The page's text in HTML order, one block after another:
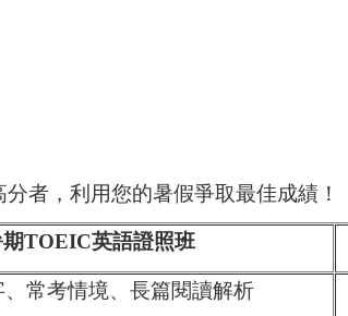
者，利用您的暑假爭取最佳成績！
TOEIC英語證照班
常考情境、長篇閱讀解析